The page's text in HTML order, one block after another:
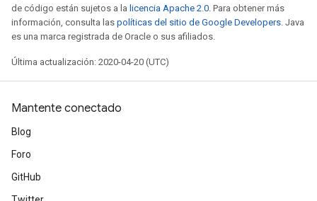
de código están sujetos a la licencia Apache 2.0. Para obtener más
información, consulta las políticas del sitio de Google Developers. Java
es una marca registrada de Oracle o sus afiliados.
Última actualización: 2020-04-20 (UTC)
Mantente conectado
Blog
Foro
GitHub